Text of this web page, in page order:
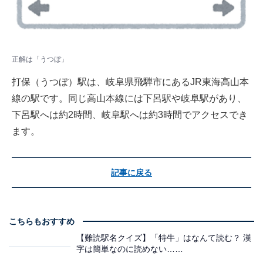
正解は「うつぼ」
打保（うつぼ）駅は、岐阜県飛騨市にあるJR東海高山本
線の駅です。同じ高山本線には下呂駅や岐阜駅があり、
下呂駅へは約2時間、岐阜駅へは約3時間でアクセスでき
ます。
記事に戻る
こちらもおすすめ
【難読駅名クイズ】「特牛」はなんて読む？ 漢
字は簡単なのに読めない……